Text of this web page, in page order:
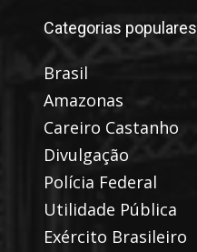
Categorias populares
Brasil
Amazonas
Careiro Castanho
Divulgação
Polícia Federal
Utilidade Pública
Exército Brasileiro